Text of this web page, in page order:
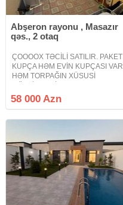
Abşeron rayonu , Masazır
qəs., 2 otaq
ÇOOOOX TƏCİLİ SATILIR. PAKET
KUPÇA HƏM EVİN KUPÇASI VAR
HƏM TORPAĞIN XÜSUSİ
YARARLI. Masazır qəsəbəsi 6
nömrəli məktəbin yaxınlığında
58 000 Azn